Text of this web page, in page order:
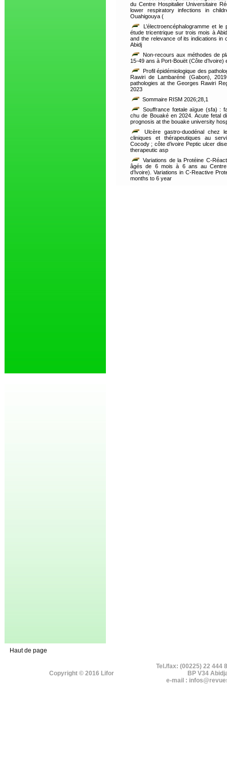
du Centre Hospitalier Universitaire
lower respiratory infections in
Ouahigouya (
L’électroencéphalogramme et
étude tricentrique sur trois mois à
and the relevance of its indications in
Abidj
Non-recours aux méthodes de
15-49 ans à Port-Bouët (Côte
Profil épidémiologique des
Rawiri de Lambaréné (Gabon),
pathologies at the Georges Rawiri
2023
Sommaire RISM 2026;28,1
Souffrance fœtale aïgue (sfa) :
chu de Bouaké en 2024. Acute fetal
prognosis at the bouake university
Ulcère gastro-duodénal chez
cliniques et thérapeutiques au
Cocody ; côte d’ivoire Peptic ulcer
therapeutic asp
Variations de la Protéine C-
âgés de 6 mois à 6 ans au Centre
d’Ivoire). Variations in C-Reactive
months to 6 year
Haut de page
Copyright © 2016 Lifor
Tel./fax: (00225) 22 444
BP V34
e-mail :